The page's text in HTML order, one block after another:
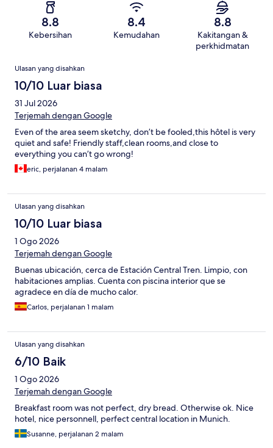
8.8
Kebersihan
8.4
Kemudahan
8.8
Kakitangan &
perkhidmatan
Ulasan
Ulasan yang disahkan
10/10 Luar biasa
31 Jul 2026
Terjemah dengan Google
Even of the area seem sketchy, don’t be fooled,this hôtel is very
quiet and safe! Friendly staff,clean rooms,and close to
everything you can’t go wrong!
eric, perjalanan 4 malam
Ulasan yang disahkan
10/10 Luar biasa
1 Ogo 2026
Terjemah dengan Google
Buenas ubicación, cerca de Estación Central Tren. Limpio, con
habitaciones amplias. Cuenta con piscina interior que se
agradece en día de mucho calor.
Carlos, perjalanan 1 malam
Ulasan yang disahkan
6/10 Baik
1 Ogo 2026
Terjemah dengan Google
Breakfast room was not perfect, dry bread. Otherwise ok. Nice
hotel, nice personnell, perfect central location in Munich.
Susanne, perjalanan 2 malam